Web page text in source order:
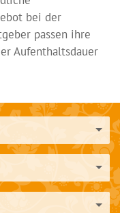
bei der
passen ihre
Aufenthaltsdauer